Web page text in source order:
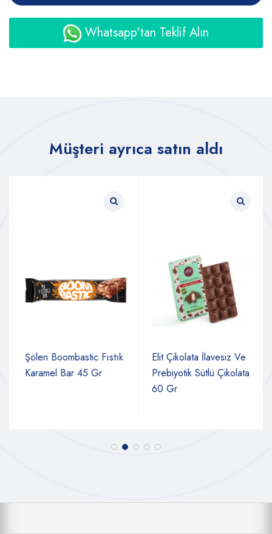
Whatsapp'tan Teklif Alın
Müşteri ayrıca satın aldı
Şölen Boombastic Fıstık
Karamel Bar 45 Gr
Elit Çikolata İlavesiz Ve
Prebiyotik Sütlü Çikolata
60 Gr